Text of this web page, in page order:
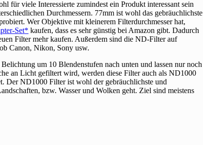
für viele Interessierte zumindest ein Produkt interessant sein
Durchmessern. 77mm ist wohl das gebräuchlichste
Wer Objektive mit kleinerem Filterdurchmesser hat,
Set
kaufen, dass es sehr günstig bei Amazon gibt. Dadurch
Filter mehr kaufen. Außerdem sind die ND-Filter auf
Canon, Nikon, Sony usw.
um 10 Blendenstufen nach unten und lassen nur noch
an Licht gefiltert wird, werden diese Filter auch als ND1000
Der ND1000 Filter ist wohl der gebräuchlichste und
bzw. Wasser und Wolken geht. Ziel sind meistens